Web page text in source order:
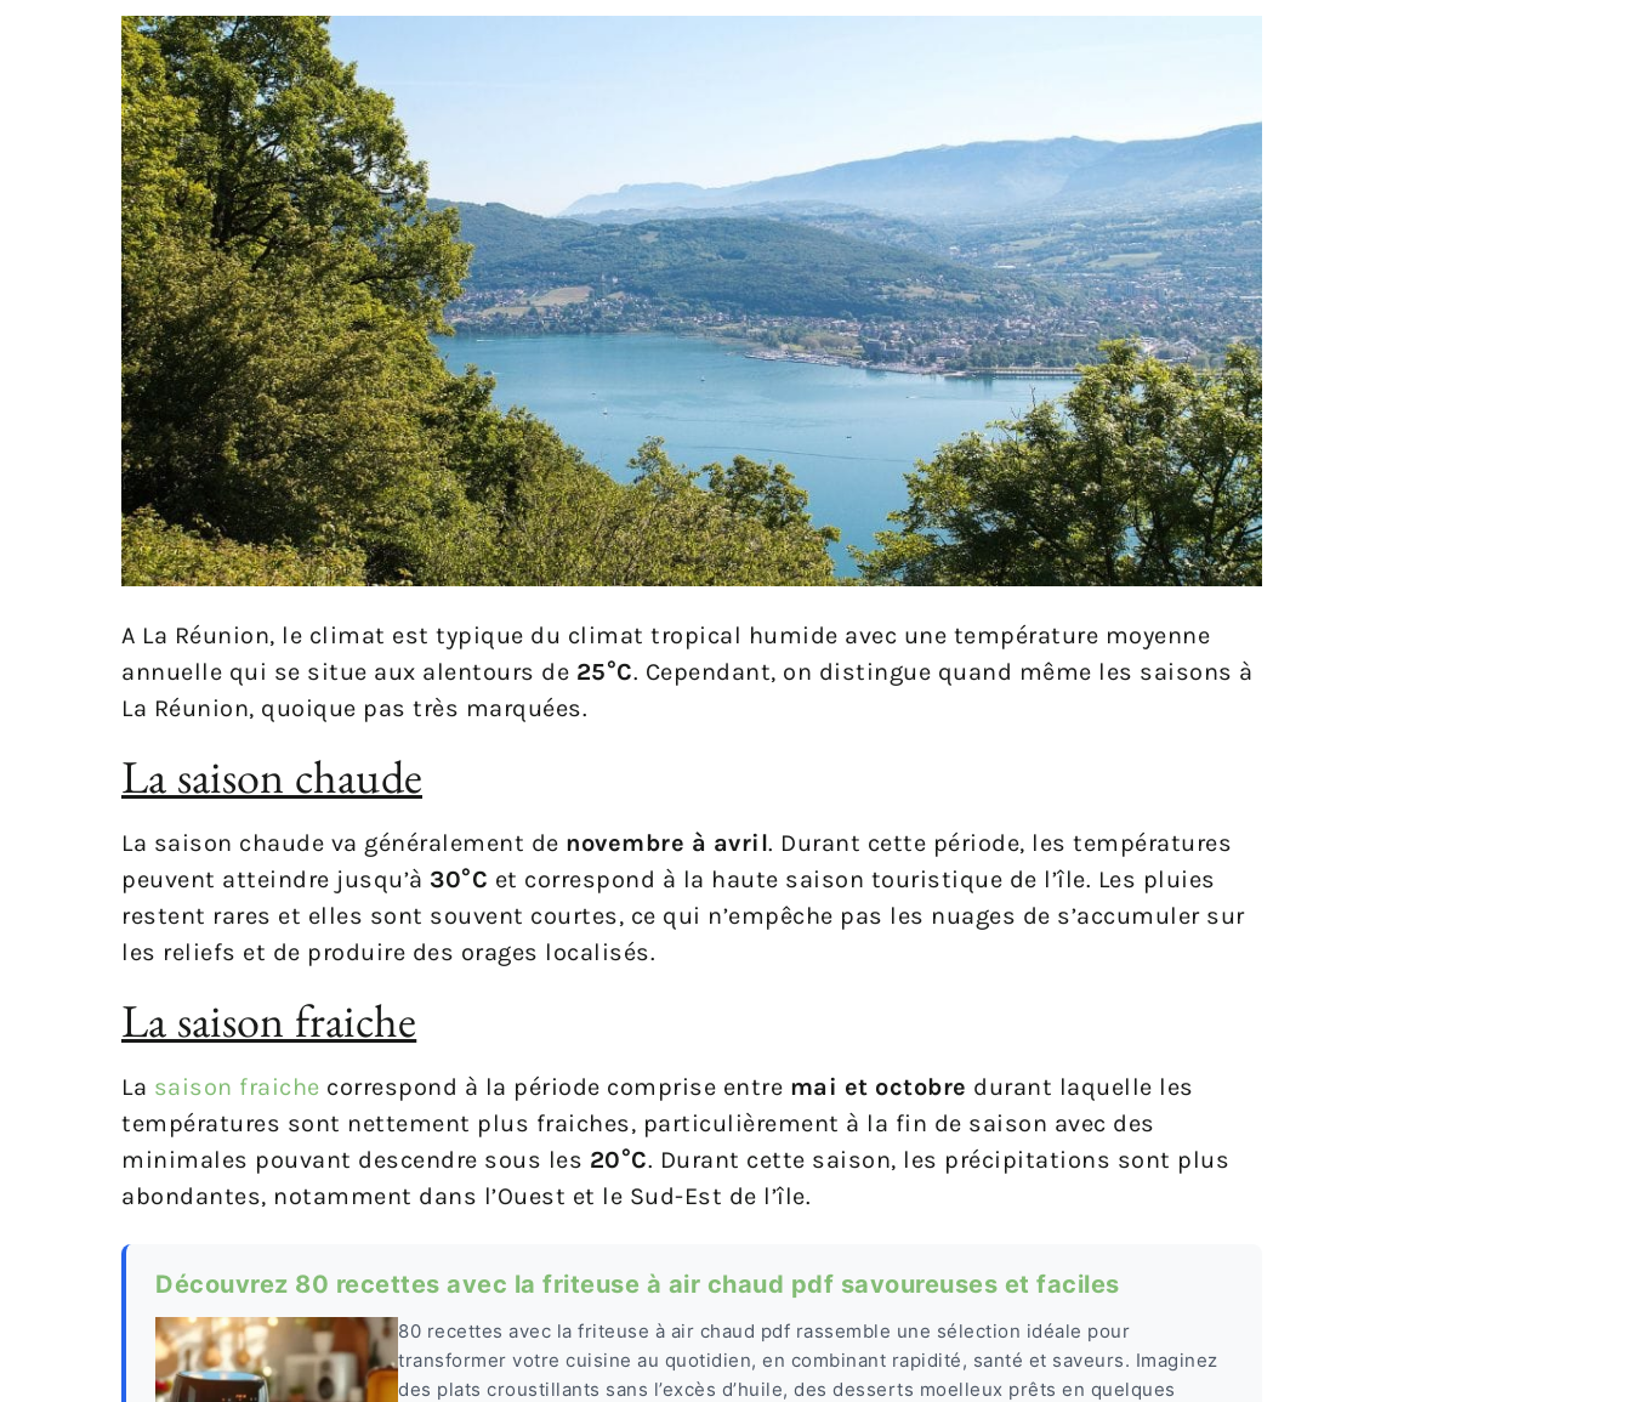
A La Réunion, le climat est typique du climat tropical humide avec une température moyenne
annuelle qui se situe aux alentours de 25°C. Cependant, on distingue quand même les saisons à
La Réunion, quoique pas très marquées.
La saison chaude
La saison chaude va généralement de novembre à avril. Durant cette période, les températures
peuvent atteindre jusqu’à 30°C et correspond à la haute saison touristique de l’île. Les pluies
restent rares et elles sont souvent courtes, ce qui n’empêche pas les nuages de s’accumuler sur
les reliefs et de produire des orages localisés.
La saison fraiche
La saison fraiche correspond à la période comprise entre mai et octobre durant laquelle les
températures sont nettement plus fraiches, particulièrement à la fin de saison avec des
minimales pouvant descendre sous les 20°C. Durant cette saison, les précipitations sont plus
abondantes, notamment dans l’Ouest et le Sud-Est de l’île.
Découvrez 80 recettes avec la friteuse à air chaud pdf savoureuses et faciles
80 recettes avec la friteuse à air chaud pdf rassemble une sélection idéale pour
transformer votre cuisine au quotidien, en combinant rapidité, santé et saveurs. Imaginez
des plats croustillants sans l’excès d’huile, des desserts moelleux prêts en quelques